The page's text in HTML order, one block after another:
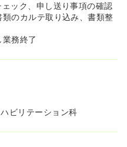
ック、申し送り事項の確認
のカルテ取り込み、書類整
務終了
ビリテーション科